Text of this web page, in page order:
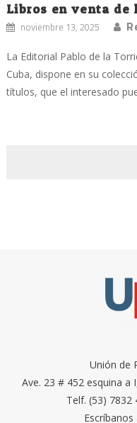
Libros en venta de
noviembre 13, 2025
La Editorial Pablo de la
Cuba, dispone en su
títulos, que el interesado
Unión de
Ave. 23 # 452 esquina a
Telf. (53) 7832
Escríbanos